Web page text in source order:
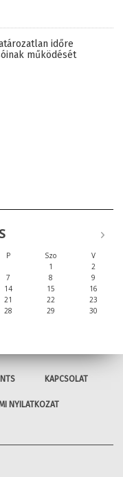
időre
működését
P Szo
V
1
2
7 8
9
14 15
16
21 22
23
28 29
30
KAPCSOLAT
NYILATKOZAT